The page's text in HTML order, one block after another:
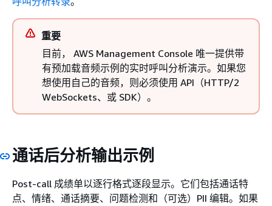
重要
目前， AWS Management Console 唯一提供带
有预加载音频示例的实时呼叫分析演示。如果您
想使用自己的音频，则必须使用 API（HTTP/2
WebSockets、或 SDK）。
通话后分析输出示例
Post-call 成绩单以逐行格式逐段显示。它们包括通话特
点、情绪、通话摘要、问题检测和（可选）PII 编辑。如果